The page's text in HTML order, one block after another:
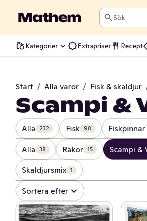
Sök
Kategorier Extrapriser Recept
Start / Alla varor / Fisk & skaldjur
Scampi &
Alla 232 Fisk 90
Alla 38 Räkor 15 Scampi &
Skaldjursmix 1
Sortera efter